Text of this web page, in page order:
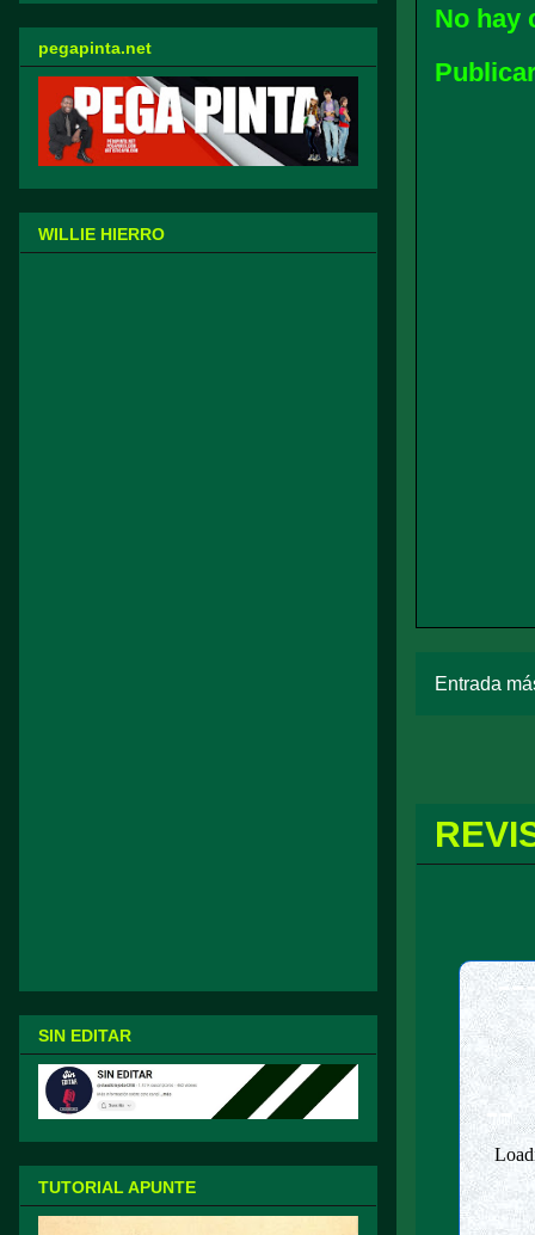
No hay
Entrada
--
pegapinta.net
WILLIE HIERRO
SIN EDITAR
TUTORIAL APUNTE